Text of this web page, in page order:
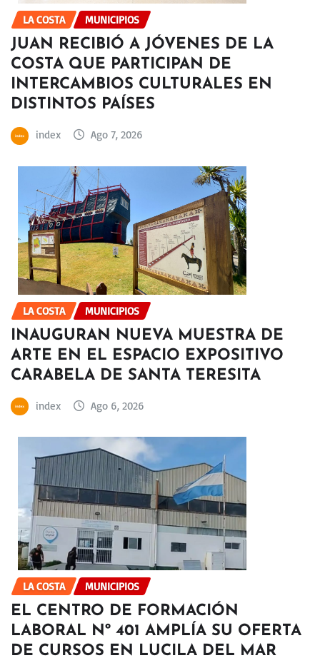
LA COSTA MUNICIPIOS
JUAN RECIBIÓ A JÓVENES DE LA
COSTA QUE PARTICIPAN DE
INTERCAMBIOS CULTURALES EN
DISTINTOS PAÍSES
index Ago 7, 2026
LA COSTA MUNICIPIOS
INAUGURAN NUEVA MUESTRA DE
ARTE EN EL ESPACIO EXPOSITIVO
CARABELA DE SANTA TERESITA
index Ago 6, 2026
LA COSTA MUNICIPIOS
EL CENTRO DE FORMACIÓN
LABORAL Nº 401 AMPLÍA SU OFERTA
DE CURSOS EN LUCILA DEL MAR